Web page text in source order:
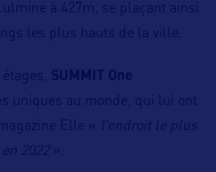
à 427m, se plaçant ainsi
les plus hauts de la ville.
SUMMIT One
uniques au monde, qui lui ont
Elle «
l’endroit le plus
2022».